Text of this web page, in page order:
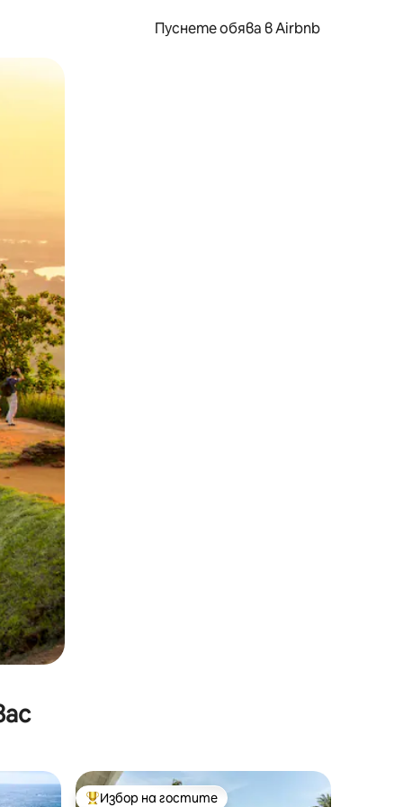
Пуснете обява в Airbnb
или плъзгане.
Избор на гостите